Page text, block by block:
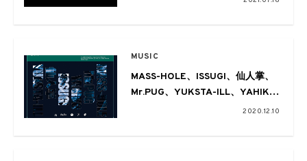
MUSIC
MASS-HOLE、ISSUGI、仙人掌、
Mr.PUG、YUKSTA-ILL、YAHIKO
からなる1982sの作品『82S /2020.12.10